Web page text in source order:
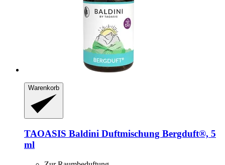
Warenkorb
TAOASIS Baldini Duftmischung Bergduft®, 5
ml